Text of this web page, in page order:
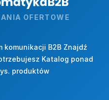
OFERTOWE
komunikacji B2B Znajdź
Katalog ponad
produktów